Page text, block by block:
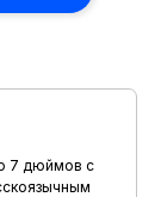
этикеток
7 дюймов с